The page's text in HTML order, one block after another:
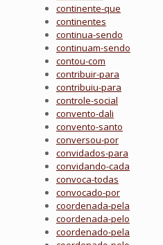
continente-que
continentes
continua-sendo
continuam-sendo
contou-com
contribuir-para
contribuiu-para
controle-social
convento-dali
convento-santo
conversou-por
convidados-para
convidando-cada
convoca-todas
convocado-por
coordenada-pela
coordenada-pelo
coordenado-pela